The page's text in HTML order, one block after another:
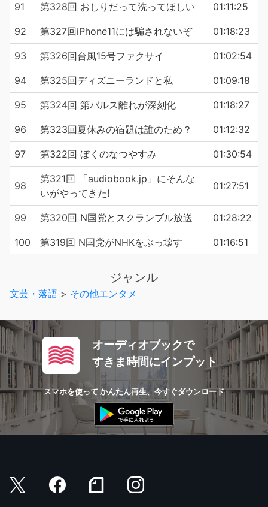
91 第328回 おしりだって洗ってほしい 01:11:25
92 第327回iPhone11には騙されないぞ 01:18:23
93 第326回台風15号ファクサイ 01:02:54
94 第325回ディズニーランドと私 01:09:18
95 第324回 第バルス離れが深刻化 01:18:27
96 第323回夏休みの宿題は誰のため？ 01:12:32
97 第322回 ぼくのなつやすみ 01:30:54
98
第321回 「audiobook.jp」にそんな
いがやってきた!
01:27:51
99 第320回 N国党とスクランブル放送 01:28:22
100 第319回 N国党がNHKをぶっ壊す 01:16:51
ジャンル
文芸・落語 > その他エンタメ
オーディオブックで
すきま時間にインプット
スマホを使って かんたん再生、今すぐダウンロード